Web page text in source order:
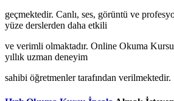
geçmektedir. Canlı, ses, görüntü ve
yüze derslerden daha etkili
ve verimli olmaktadır. Online Okuma
yıllık uzman deneyim
sahibi öğretmenler tarafından verilmektedir.